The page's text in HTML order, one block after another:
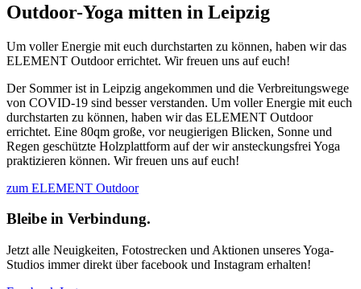
Outdoor-Yoga mitten in Leipzig
Um voller Energie mit euch durchstarten zu können, haben wir das
ELEMENT Outdoor errichtet. Wir freuen uns auf euch!
Der Sommer ist in Leipzig angekommen und die Verbreitungswege
von COVID-19 sind besser verstanden. Um voller Energie mit euch
durchstarten zu können, haben wir das ELEMENT Outdoor
errichtet. Eine 80qm große, vor neugierigen Blicken, Sonne und
Regen geschützte Holzplattform auf der wir ansteckungsfrei Yoga
praktizieren können. Wir freuen uns auf euch!
zum ELEMENT Outdoor
Bleibe in Verbindung.
Jetzt alle Neuigkeiten, Fotostrecken und Aktionen unseres Yoga-
Studios immer direkt über facebook und Instagram erhalten!